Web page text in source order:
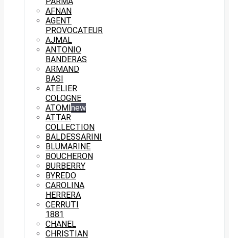
AFNAN
AGENT
PROVOCATEUR
AJMAL
ANTONIO
BANDERAS
ARMAND
BASI
ATELIER
COLOGNE
ATOMI new
ATTAR
COLLECTION
BALDESSARINI
BLUMARINE
BOUCHERON
BURBERRY
BYREDO
CAROLINA
HERRERA
CERRUTI
1881
CHANEL
CHRISTIAN